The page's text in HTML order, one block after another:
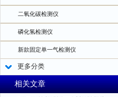
二氧化碳检测仪
磷化氢检测仪
新款固定单一气检测仪
更多分类
相关文章